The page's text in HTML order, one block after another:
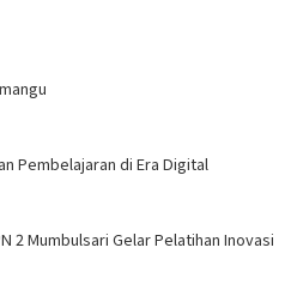
Pembelajaran di Era Digital
2 Mumbulsari Gelar Pelatihan Inovasi